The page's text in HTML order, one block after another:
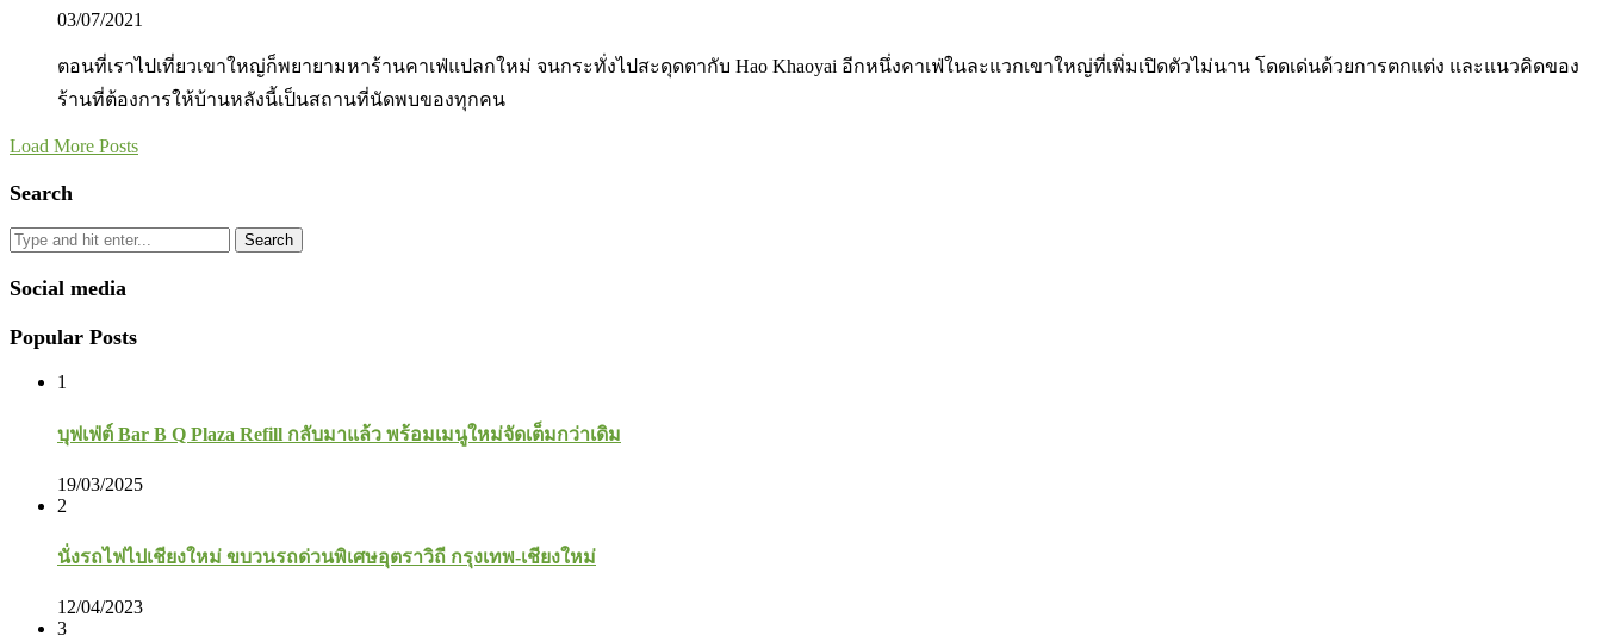
03/07/2021
ตอนที่เราไปเที่ยวเขาใหญ่ก็พยายามหาร้านคาเฟ่แปลกใหม่ จนกระทั่งไปสะดุดตากับ Hao Khaoyai อีกหนึ่งคาเฟ่ในละแวกเขาใหญ่ที่เพิ่มเปิดตัวไม่นาน โดดเด่นด้วยการตกแต่ง และแนวคิดของ
ร้านที่ต้องการให้บ้านหลังนี้เป็นสถานที่นัดพบของทุกคน
Load More Posts
Search
Search
Social media
Popular Posts
1
บุฟเฟ่ต์ Bar B Q Plaza Refill กลับมาแล้ว พร้อมเมนูใหม่จัดเต็มกว่าเดิม
19/03/2025
2
นั่งรถไฟไปเชียงใหม่ ขบวนรถด่วนพิเศษอุตราวิถี กรุงเทพ-เชียงใหม่
12/04/2023
3